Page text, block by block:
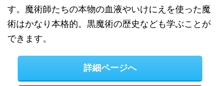
す。魔術師たちの本物の血液やいけにえを使った魔
術はかなり本格的。黒魔術の歴史なども学ぶことが
できます。
詳細ページへ